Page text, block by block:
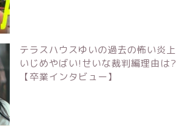
テラスハウスゆいの過去の怖い炎上
いじめやばい!せいな裁判編理由は?
【卒業インタビュー】